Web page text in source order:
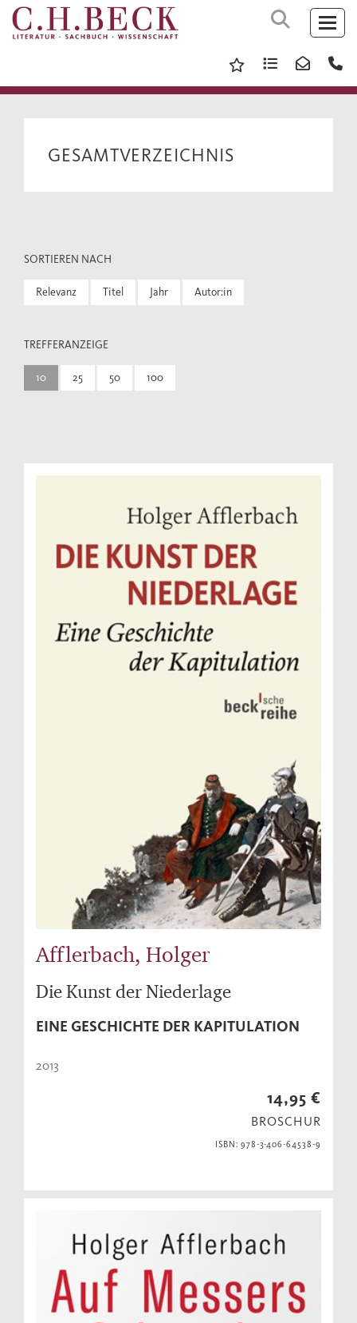
GESAMTVERZEICHNIS
SORTIEREN NACH
Relevanz Titel Jahr Autor:in
TREFFERANZEIGE
10 25 50 100
Afflerbach, Holger
Die Kunst der Niederlage
EINE GESCHICHTE DER KAPITULATION
2013
14,95 €
BROSCHUR
ISBN: 978-3-406-64538-9